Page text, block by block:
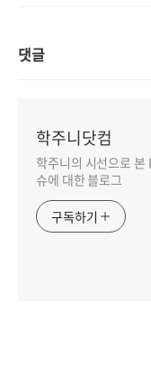
댓글
학주니닷컴
학주니의 시선으로 본
슈에 대한 블로그
구독하기